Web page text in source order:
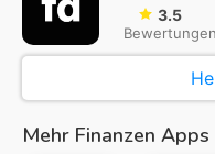
3.5
Bewertungen
Mehr Finanzen Apps